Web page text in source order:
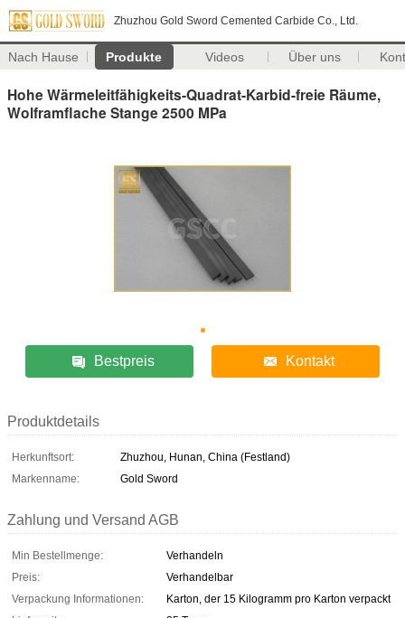
Zhuzhou Gold Sword Cemented Carbide Co., Ltd.
Nach Hause Produkte Videos Über uns
Hohe Wärmeleitfähigkeits-Quadrat-Karbid-freie Räume,
Wolframflache Stange 2500 MPa
Bestpreis Kontakt
Produktdetails
Herkunftsort:
Zhuzhou, Hunan, China (Festland)
Markenname:
Gold Sword
Zahlung und Versand AGB
Min Bestellmenge:
Verhandeln
Preis:
Verhandelbar
Verpackung Informationen:
Karton, der 15 Kilogramm pro Karton verpackt